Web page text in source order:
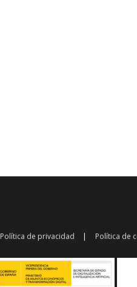
Política de privacidad Política de